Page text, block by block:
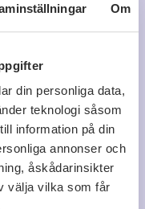
Om
din personliga data,
teknologi såsom
information på din
annonser och
åskådarinsikter
välja vilka som får
Följ
Logga in för att följa